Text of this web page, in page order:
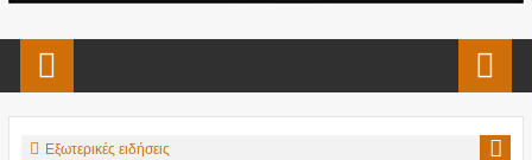
Εξωτερικές ειδήσεις